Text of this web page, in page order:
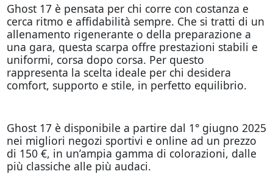
Ghost 17 è pensata per chi corre con costanza e
cerca ritmo e affidabilità sempre. Che si tratti di un
allenamento rigenerante o della preparazione a
una gara, questa scarpa offre prestazioni stabili e
uniformi, corsa dopo corsa. Per questo
rappresenta la scelta ideale per chi desidera
comfort, supporto e stile, in perfetto equilibrio.
Ghost 17 è disponibile a partire dal 1° giugno 2025
nei migliori negozi sportivi e online ad un prezzo
di 150 €, in un’ampia gamma di colorazioni, dalle
più classiche alle più audaci.